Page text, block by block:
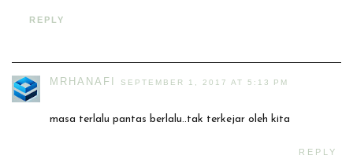
REPLY
MRHANAFI SEPTEMBER 1, 2017 AT 5:13 PM
masa terlalu pantas berlalu..tak terkejar oleh kita
REPLY